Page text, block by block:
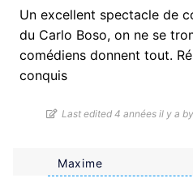
Un excellent spectacle de
du Carlo Boso, on ne se
comédiens donnent tout.
conquis
Last edited 4 années il y a
Maxime